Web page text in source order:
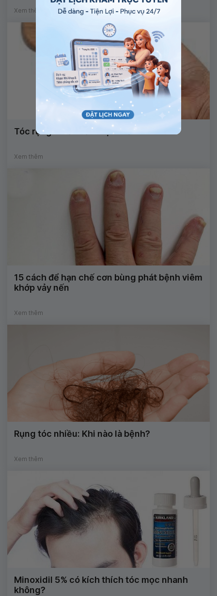
Xem thêm
Tóc rụng nhiều cải thiện thế nào?
Xem thêm
15 cách để hạn chế cơn bùng phát bệnh viêm
khớp vảy nến
Xem thêm
Rụng tóc nhiều: Khi nào là bệnh?
Xem thêm
Minoxidil 5% có kích thích tóc mọc nhanh
không?